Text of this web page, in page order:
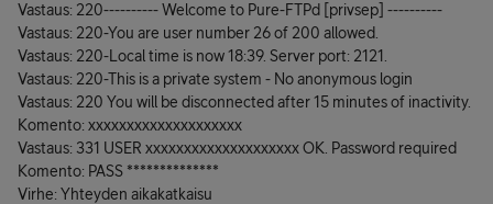
Vastaus: 220---------- Welcome to Pure-FTPd [privsep] ----------
Vastaus: 220-You are user number 26 of 200 allowed.
Vastaus: 220-Local time is now 18:39. Server port: 2121.
Vastaus: 220-This is a private system - No anonymous login
Vastaus: 220 You will be disconnected after 15 minutes of inactivity.
Komento: xxxxxxxxxxxxxxxxxxxx
Vastaus: 331 USER xxxxxxxxxxxxxxxxxxxx OK. Password required
Komento: PASS **************
Virhe: Yhteyden aikakatkaisu